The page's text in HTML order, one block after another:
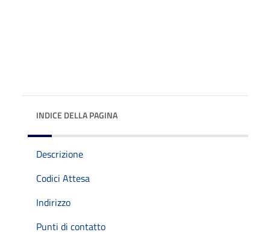
INDICE DELLA PAGINA
Descrizione
Codici Attesa
Indirizzo
Punti di contatto